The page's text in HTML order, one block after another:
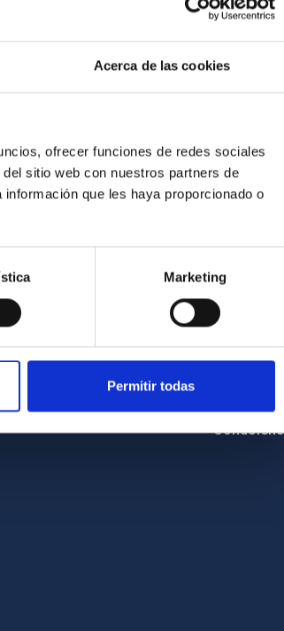
Acerca de las cookies
ofrecer funciones de redes sociales
sitio web con nuestros partners de
que les haya proporcionado o
Marketing
Permitir todas
OTROS
Empleo
Licitaciones
Imagen
Sede